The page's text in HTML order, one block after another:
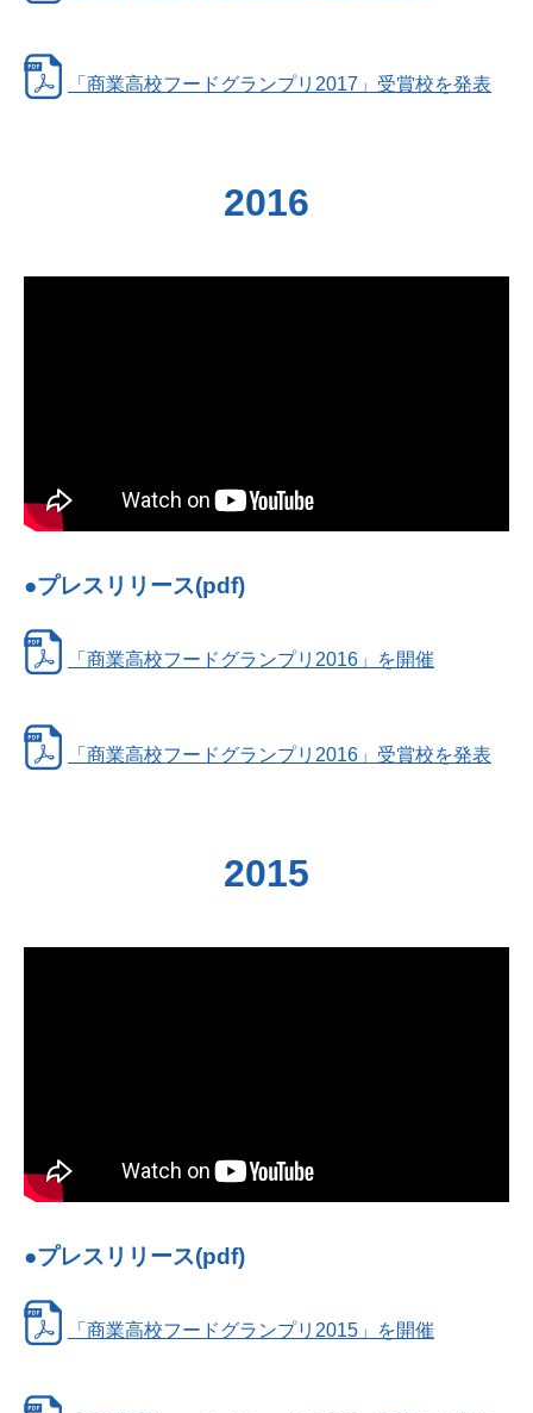
「商業高校フードグランプリ2017」受賞校を発表
2016
●プレスリリース(pdf)
「商業高校フードグランプリ2016」を開催
「商業高校フードグランプリ2016」受賞校を発表
2015
●プレスリリース(pdf)
「商業高校フードグランプリ2015」を開催